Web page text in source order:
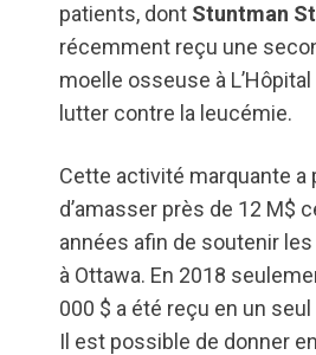
patients, dont Stuntman
récemment reçu une
moelle osseuse à L’Hôpital
lutter contre la leucémie.
Cette activité marquante a
d’amasser près de 12 M$
années afin de soutenir
à Ottawa. En 2018
000 $ a été reçu en un
Il est possible de donner